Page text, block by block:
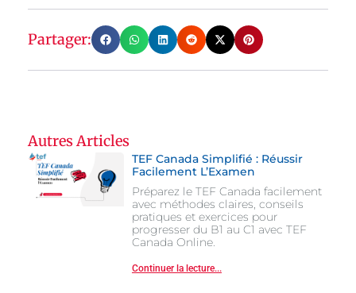
Partager:
Autres Articles
TEF Canada Simplifié : Réussir
Facilement L’Examen
Préparez le TEF Canada facilement
avec méthodes claires, conseils
pratiques et exercices pour
progresser du B1 au C1 avec TEF
Canada Online.
Continuer la lecture...